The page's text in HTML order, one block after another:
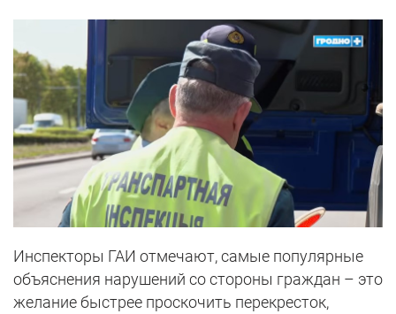
Инспекторы ГАИ отмечают, самые популярные
объяснения нарушений со стороны граждан – это
желание быстрее проскочить перекресток,